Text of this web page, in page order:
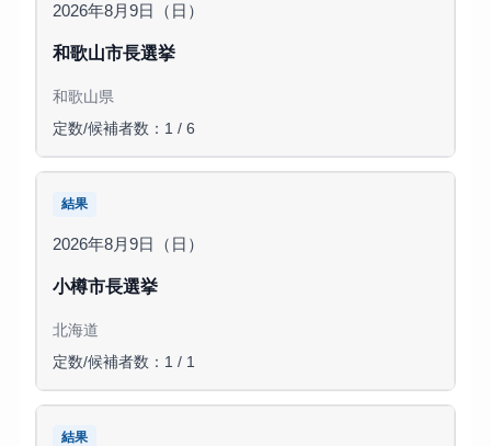
2026年8月9日（日）
和歌山市長選挙
和歌山県
定数/候補者数：1 / 6
結果
2026年8月9日（日）
小樽市長選挙
北海道
定数/候補者数：1 / 1
結果